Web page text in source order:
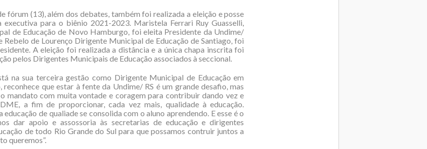
fórum (13), além dos debates, também foi realizada a eleição e posse
executiva para o biênio 2021-2023. Maristela Ferrari Ruy Guasselli,
de Educação de Novo Hamburgo, foi eleita Presidente da Undime/
Rebelo de Lourenço Dirigente Municipal de Educação de Santiago, foi
A eleição foi realizada a distância e a única chapa inscrita foi
pelos Dirigentes Municipais de Educação associados à seccional.
na sua terceira gestão como Dirigente Municipal de Educação em
que estar à fente da Undime/ RS é um grande desafio, mas
mandato com muita vontade e coragem para contribuir dando vez e
a fim de proporcionar, cada vez mais, qualidade à educação.
educação de qualiade se consolida com o aluno aprendendo. E esse é o
dar apoio e assossoria às secretarias de educação e dirigentes
de todo Rio Grande do Sul para que possamos contruir juntos a
queremos”.